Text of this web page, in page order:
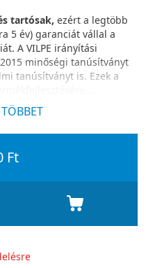
tartósak, ezért a legtöbb
5 év) garanciát vállal a
A VILPE irányítási
minőségi tanúsítványt
tanúsítványt is. Ezek a
Ft